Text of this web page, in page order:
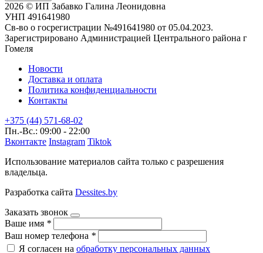
2026 © ИП Забавко Галина Леонидовна
УНП 491641980
Св-во о госрегистрации №491641980 от 05.04.2023.
Зарегистрировано Администрацией Центрального района г
Гомеля
Новости
Доставка и оплата
Политика конфиденциальности
Контакты
+375 (44) 571-68-02
Пн.-Вс.: 09:00 - 22:00
Вконтакте Instagram Tiktok
Использование материалов сайта только с разрешения
владельца.
Разработка сайта Dessites.by
Заказать звонок
Ваше имя *
Ваш номер телефона *
Я согласен на обработку персональных данных